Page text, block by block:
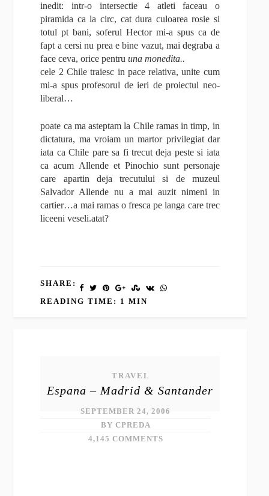
inedit: intr-o intersectie 4 atleti faceau o
piramida ca la circ, cat dura culoarea rosie si
totul pt bani, soferul Hector mi-a spus ca de
fapt a cersi nu prea e bine vazut, mai degraba a
face ceva, orice pentruuna monedita..
cele 2 Chile traiesc in pace relativa, unite cum
mi-a spus profesorul de ieri de proiectul neo-
liberal…
poate ca ma asteptam la Chile ramas in timp, in
dictatura, ma vroiam un martor privilegiat dar
iata ca Chile pare sa fi trecut deja peste si iata
ca acum Allende et Pinochio sunt personaje
care apartin deja trecutului si de muzeul
Salvador Allende nu a mai auzit nimeni in
cartier…a mai ramas o fresca pe langa care trec
liceeni veseli.atat?
SHARE:
READING TIME: 1 MIN
TRAVEL
Espana – Madrid & Santander
SEPTEMBER 24, 2006
BY CPREDA
4,145 COMMENTS